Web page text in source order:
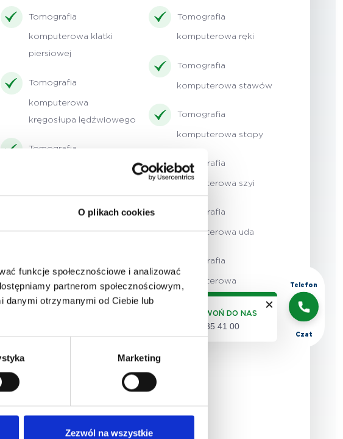
O plikach cookies
funkcje społecznościowe i analizować
partnerom społecznościowym,
danymi otrzymanymi od Ciebie lub
Marketing
Zezwól na wszystkie
Tomografia
komputerowa klatki
piersiowej
Tomografia
komputerowa
kręgosłupa lędźwiowego
Tomografia
Tomografia
komputerowa miednicy
komputerowa
Tomografia
komputerowa ręki
Tomografia
komputerowa stawów
Tomografia
komputerowa stopy
Tomografia
komputerowa szyi
Tomografia
komputerowa uda
Tomografia
komputerowa
uszu/piramid
Telefon
ZADZWOŃ DO NAS
(22) 735 41 00
Czat